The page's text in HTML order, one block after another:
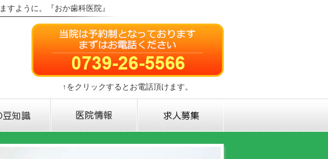
すように。『おか歯科医院』
↑をクリックするとお電話頂けます。